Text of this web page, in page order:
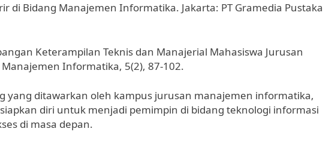
di Bidang Manajemen Informatika. Jakarta: PT Gramedia Pustaka
Keterampilan Teknis dan Manajerial Mahasiswa Jurusan
Informatika, 5(2), 87-102.
yang ditawarkan oleh kampus jurusan manajemen informatika,
diri untuk menjadi pemimpin di bidang teknologi informasi
di masa depan.